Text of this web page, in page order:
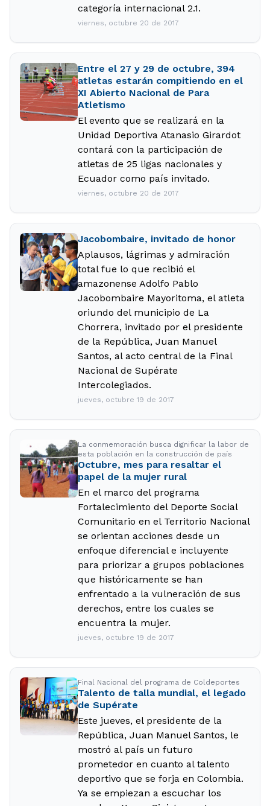
categoría internacional 2.1.
viernes, octubre 20 de 2017
Entre el 27 y 29 de octubre, 394
atletas estarán compitiendo en el
XI Abierto Nacional de Para
Atletismo
El evento que se realizará en la
Unidad Deportiva Atanasio Girardot
contará con la participación de
atletas de 25 ligas nacionales y
Ecuador como país invitado.
viernes, octubre 20 de 2017
Jacobombaire, invitado de honor
Aplausos, lágrimas y admiración
total fue lo que recibió el
amazonense Adolfo Pablo
Jacobombaire Mayoritoma, el atleta
oriundo del municipio de La
Chorrera, invitado por el presidente
de la República, Juan Manuel
Santos, al acto central de la Final
Nacional de Supérate
Intercolegiados.
jueves, octubre 19 de 2017
La conmemoración busca dignificar la labor de
esta población en la construcción de país
Octubre, mes para resaltar el
papel de la mujer rural
En el marco del programa
Fortalecimiento del Deporte Social
Comunitario en el Territorio Nacional
se orientan acciones desde un
enfoque diferencial e incluyente
para priorizar a grupos poblaciones
que históricamente se han
enfrentado a la vulneración de sus
derechos, entre los cuales se
encuentra la mujer.
jueves, octubre 19 de 2017
Final Nacional del programa de Coldeportes
Talento de talla mundial, el legado
de Supérate
Este jueves, el presidente de la
República, Juan Manuel Santos, le
mostró al país un futuro
prometedor en cuanto al talento
deportivo que se forja en Colombia.
Ya se empiezan a escuchar los